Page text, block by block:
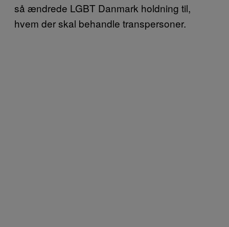
så ændrede LGBT Danmark holdning til,
hvem der skal behandle transpersoner.